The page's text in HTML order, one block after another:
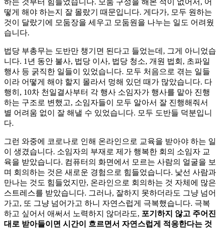
하는 것부터 힘들었습니다. 모둠 구성을 해본 적이 없어서, 어
떻게 해야 하는지 잘 몰랐기 때문입니다. 게다가, 모두 원하는
것이 달랐기에 모둠장을 세우고 모둠원을 나누는 일도 어려웠
습니다.
법당 부총무는 도반만 챙기면 된다고 들었는데, 그게 아니었습
니다. 1년 동안 불사, 법당 이사, 법당 청소, 개원 법회, 초파일
행사 등 굵직한 일들이 있었습니다. 모두 처음으로 겪는 일들
이라 어떻게 해야 할지 몰라서 멍해 있던 때가 많았습니다. 다
행히, 10차 천일결사부터 각 행사 소임자가 행사를 맡아 진행
하는 구조로 변했고, 소임자들이 모두 알아서 잘 진행해줘서
별 어려움 없이 잘 해낼 수 있었습니다. 모두 도반들 덕분입니
다.
그런 와중에 코로나로 인해 온라인으로 교육을 받아야 하는 일
이 생겼습니다. 소임자의 부재로 제가 행복한 회의 소임자 교
육을 받았습니다. 컴퓨터의 화면에서 모르는 사람의 얼굴을 보
며 회의하는 것은 새로운 경험으로 힘들었습니다. 낯선 사람과
만나는 것도 힘들었지만, 온라인으로 회의하는 것 자체에 많은
스트레스를 받았습니다. 그러나, 잘하지 못하더라도 그냥 넘어
가고, 또 그냥 넘어가고 하니 자연스럽게 극복했습니다. 극복
하고 싶어서 애써서 노력하지 않더라도, 포기하지 않고 주어진
대로 받아들이면 시간이 흐르면서 자연스럽게 적응한다는 것